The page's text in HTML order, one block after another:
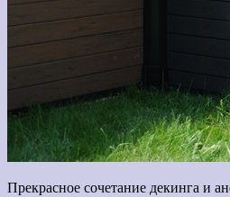
Прекрасное сочетание декинга и